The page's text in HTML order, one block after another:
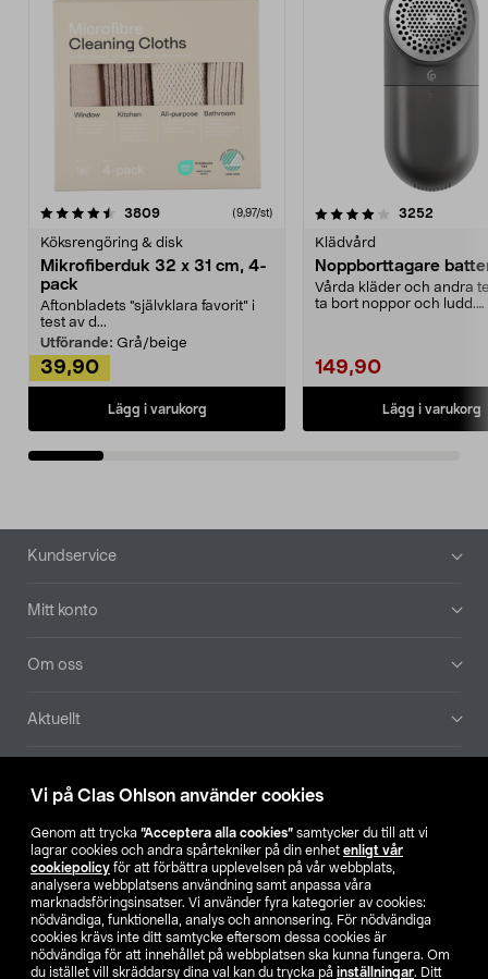
Vi på Clas Ohlson använder cookies
Genom att trycka ”Acceptera alla cookies” samtycker du till att vi
lagrar cookies och andra spårtekniker på din enhet enligt vår
cookiepolicy för att förbättra upplevelsen på vår webbplats,
analysera webbplatsens användning samt anpassa våra
marknadsföringsinsatser. Vi använder fyra kategorier av cookies:
nödvändiga, funktionella, analys och annonsering. För nödvändiga
cookies krävs inte ditt samtycke eftersom dessa cookies är
nödvändiga för att innehållet på webbplatsen ska kunna fungera. Om
du istället vill skräddarsy dina val kan du trycka på inställningar. Ditt
3809recensioner (9,97/st)
Köksrengöring & disk
Mikrofiberduk 32 x 31 cm, 4-
pack
Aftonbladets "självklara favorit” i
test av d...
Utförande: Grå/beige
39,90
Lägg i varukorg
4.0av 5 stjärnor 3252
Klädvård
Noppborttagare
Vårda kläder och andra
ta bort noppor och ludd.
149,90
Lägg i varukorg
4.5av 5 stjärnor
Sidfot
Kundservice
Mitt konto
Om oss
Aktuellt
Hitta butik
SE NO FI